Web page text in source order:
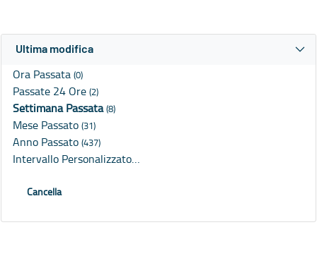
Ultima modifica
Ora Passata (0)
Passate 24 Ore (2)
Settimana Passata(8)
Mese Passato (31)
Anno Passato (437)
Intervallo Personalizzato…
Cancella